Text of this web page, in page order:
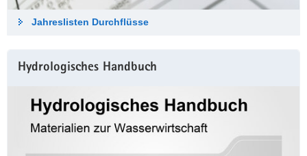
Jahreslisten Durch­flüsse
Hydrologisches Hand­buch